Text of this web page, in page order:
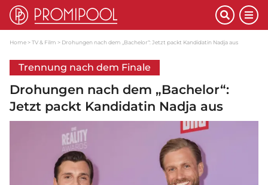
Home TV & Film Drohungen nach dem „Bachelor“: Jetzt packt Kandidatin Nadja aus
Trennung nach dem Finale
Drohungen nach dem „Bachelor“:
Jetzt packt Kandidatin Nadja aus